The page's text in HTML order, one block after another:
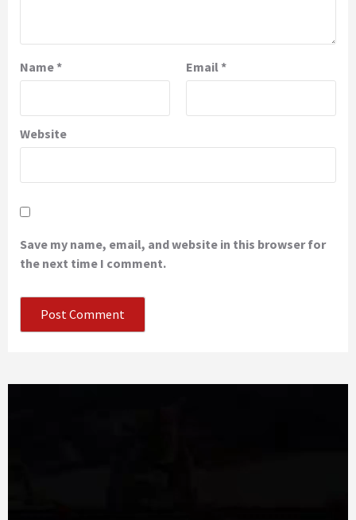
Name* Email *
Website
Save my name, email, and website in this browser for
the next time I comment.